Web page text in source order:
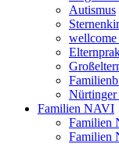
Autismus
Familien NAVI
Familien
Familien